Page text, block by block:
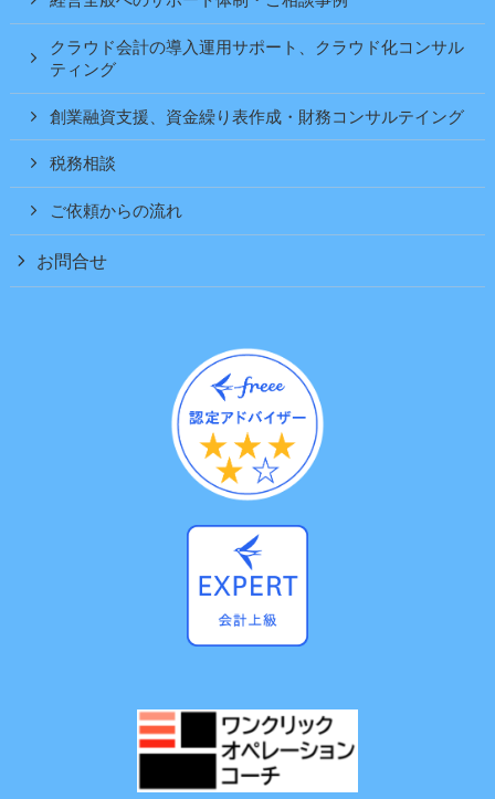
クラウド会計の導入運用サポート、クラウド化コンサル
ティング
創業融資支援、資金繰り表作成・財務コンサルテイング
税務相談
ご依頼からの流れ
お問合せ